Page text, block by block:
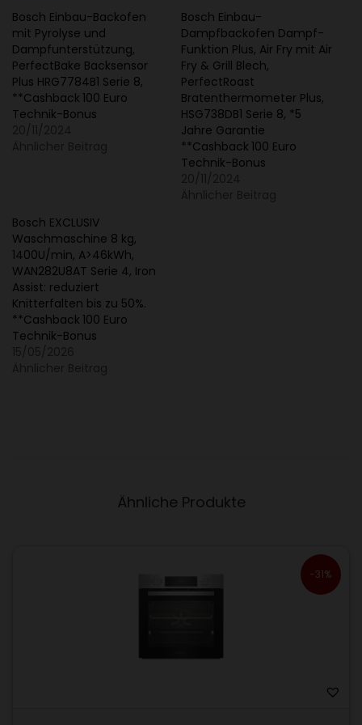
k
-
B
o
e
n
g
e
Bosch Einbau-Backofen
mit Pyrolyse und
Dampfunterstützung,
PerfectBake Backsensor
Plus HRG7784B1 Serie 8,
**Cashback 100 Euro
Technik-Bonus
Bosch Einbau-
Dampfbackofen Dampf-
Funktion Plus, Air Fry mit Air
Fry & Grill Blech,
PerfectRoast
Bratenthermometer Plus,
HSG738DB1 Serie 8, *5
Jahre Garantie
**Cashback 100 Euro
Technik-Bonus
Bosch EXCLUSIV
Waschmaschine 8 kg,
1400U/min, A>46kWh,
WAN282U8AT Serie 4, Iron
Assist: reduziert
Knitterfalten bis zu 50%.
**Cashback 100 Euro
Technik-Bonus
Ähnliche Produkte
-31%